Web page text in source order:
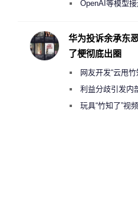
2000美元一晚 遭讽
OpenAI等模型
华为投诉余承东
了梗彻底出圈
网友开发“云甩
绕梁”利益分歧引发内
曾将华为驻场工程
玩具“竹知了”视